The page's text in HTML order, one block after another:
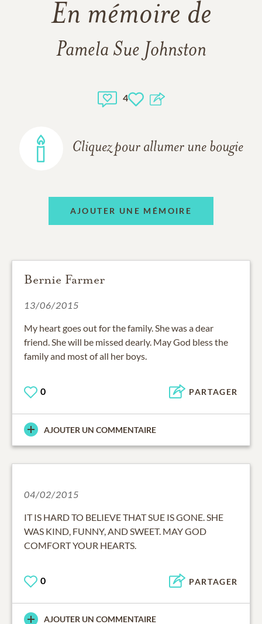
En mémoire de
Pamela Sue Johnston
4
Cliquez pour allumer une bougie
AJOUTER UNE MÉMOIRE
Bernie Farmer
13/06/2015
My heart goes out for the family. She was a dear
friend. She will be missed dearly. May God bless the
family and most of all her boys.
0 PARTAGER
AJOUTER UN COMMENTAIRE
04/02/2015
IT IS HARD TO BELIEVE THAT SUE IS GONE. SHE
WAS KIND, FUNNY, AND SWEET. MAY GOD
COMFORT YOUR HEARTS.
0 PARTAGER
AJOUTER UN COMMENTAIRE